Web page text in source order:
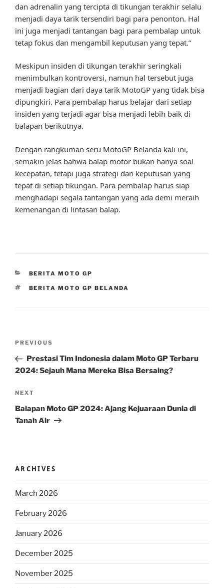
dan adrenalin yang tercipta di tikungan terakhir selalu
menjadi daya tarik tersendiri bagi para penonton. Hal
ini juga menjadi tantangan bagi para pembalap untuk
tetap fokus dan mengambil keputusan yang tepat.”
Meskipun insiden di tikungan terakhir seringkali
menimbulkan kontroversi, namun hal tersebut juga
menjadi bagian dari daya tarik MotoGP yang tidak bisa
dipungkiri. Para pembalap harus belajar dari setiap
insiden yang terjadi agar bisa menjadi lebih baik di
balapan berikutnya.
Dengan rangkuman seru MotoGP Belanda kali ini,
semakin jelas bahwa balap motor bukan hanya soal
kecepatan, tetapi juga strategi dan keputusan yang
tepat di setiap tikungan. Para pembalap harus siap
menghadapi segala tantangan yang ada demi meraih
kemenangan di lintasan balap.
CATEGORIES
BERITA MOTO GP
TAGS
BERITA MOTO GP BELANDA
Previous
Post
PREVIOUS
Prestasi Tim Indonesia dalam Moto GP Terbaru
2024: Sejauh Mana Mereka Bisa Bersaing?
Next
Post
NEXT
Balapan Moto GP 2024: Ajang Kejuaraan Dunia di
Tanah Air
ARCHIVES
March 2026
February 2026
January 2026
December 2025
November 2025